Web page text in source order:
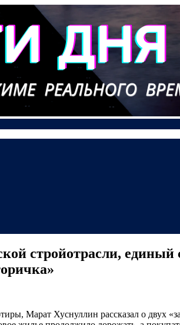
стройотрасли,
Марат Хуснуллин рассказал о двух